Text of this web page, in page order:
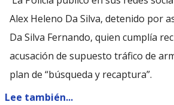
Alex Heleno Da Silva, detenido por
Da Silva Fernando, quien cumplía
acusación de supuesto tráfico de
plan de “búsqueda y recaptura”.
Lee también...